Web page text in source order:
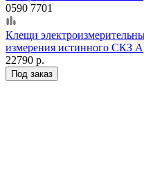
0590 7701
Клещи
измерения истинного СКЗ
22790 р.
Под заказ